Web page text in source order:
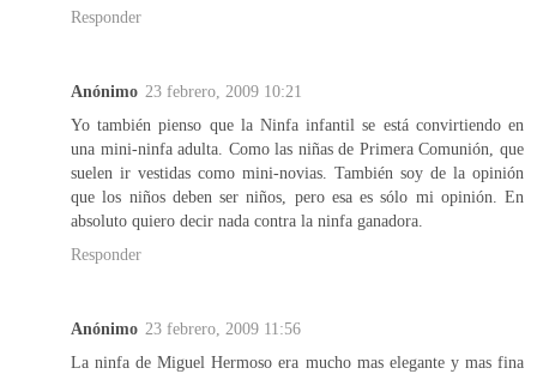
Responder
Anónimo 23 febrero, 2009 10:21
Yo también pienso que la Ninfa infantil se está convirtiendo en
una mini-ninfa adulta. Como las niñas de Primera Comunión, que
suelen ir vestidas como mini-novias. También soy de la opinión
que los niños deben ser niños, pero esa es sólo mi opinión. En
absoluto quiero decir nada contra la ninfa ganadora.
Responder
Anónimo 23 febrero, 2009 11:56
La ninfa de Miguel Hermoso era mucho mas elegante y mas fina